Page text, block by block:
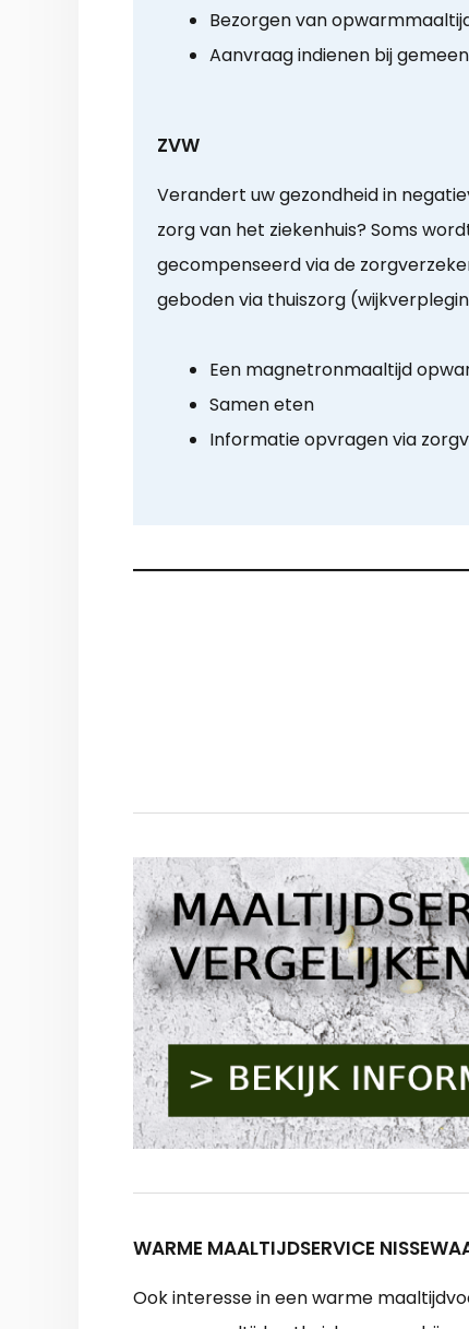
Bezorgen van
Aanvraag indienen bij
ZVW
Verandert uw gezondheid in
zorg van het ziekenhuis? Soms
gecompenseerd via de
geboden via thuiszorg
Een magnetronmaaltijd
Samen eten
Informatie opvragen via
WARME MAALTIJDSERVICE
Ook interesse in een warme